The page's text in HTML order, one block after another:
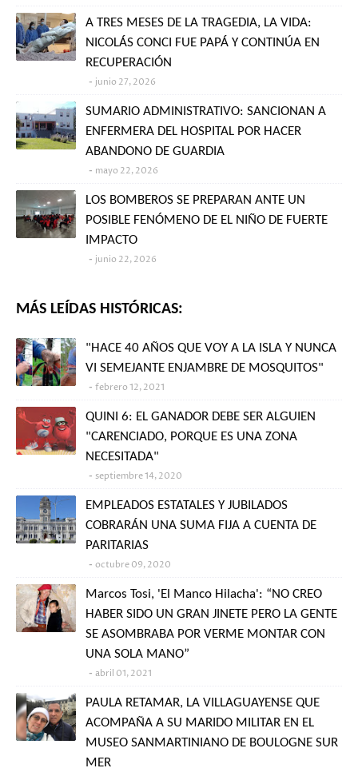
A TRES MESES DE LA TRAGEDIA, LA VIDA:
NICOLÁS CONCI FUE PAPÁ Y CONTINÚA EN
RECUPERACIÓN
junio 27, 2026
SUMARIO ADMINISTRATIVO: SANCIONAN A
ENFERMERA DEL HOSPITAL POR HACER
ABANDONO DE GUARDIA
mayo 22, 2026
LOS BOMBEROS SE PREPARAN ANTE UN
POSIBLE FENÓMENO DE EL NIÑO DE FUERTE
IMPACTO
junio 22, 2026
MÁS LEÍDAS HISTÓRICAS:
"HACE 40 AÑOS QUE VOY A LA ISLA Y NUNCA
VI SEMEJANTE ENJAMBRE DE MOSQUITOS"
febrero 12, 2021
QUINI 6: EL GANADOR DEBE SER ALGUIEN
"CARENCIADO, PORQUE ES UNA ZONA
NECESITADA"
septiembre 14, 2020
EMPLEADOS ESTATALES Y JUBILADOS
COBRARÁN UNA SUMA FIJA A CUENTA DE
PARITARIAS
octubre 09, 2020
Marcos Tosi, 'El Manco Hilacha': “NO CREO
HABER SIDO UN GRAN JINETE PERO LA GENTE
SE ASOMBRABA POR VERME MONTAR CON
UNA SOLA MANO”
abril 01, 2021
PAULA RETAMAR, LA VILLAGUAYENSE QUE
ACOMPAÑA A SU MARIDO MILITAR EN EL
MUSEO SANMARTINIANO DE BOULOGNE SUR
MER